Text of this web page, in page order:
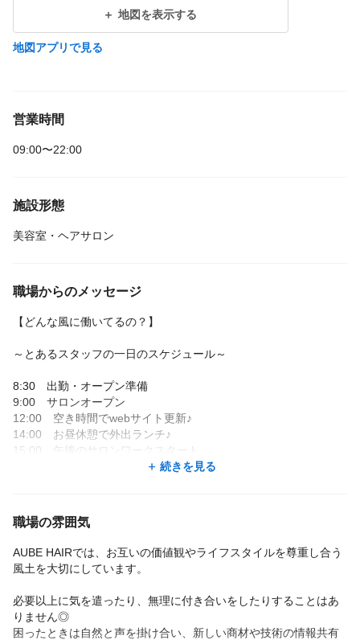
地図を表示する
地図アプリで見る
営業時間
09:00〜22:00
施設形態
美容室・ヘアサロン
職場からのメッセージ
【どんな風に働いてるの？】
～とあるスタッフの一日のスケジュール～
8:30 出勤・オープン準備
9:00 サロンオープン
12:00 空き時間でwebサイト更新♪
14:00 お昼休憩で外出ランチ♪
15:00 午後のサロンワークスタート
17:00 新商材のオンライン講習会に参加✏
【お休みって自由に取れる？】
はい、取れます🙆
実際に、お子さんがいるスタッフは土日のお休みを利用して運動
会に参加したり、
海外旅行が好きなスタッフは長期休暇を取得したりしています。
続きを見る
職場の雰囲気
AUBE HAIRでは、お互いの価値観やライフスタイルを尊重し合う
風土を大切にしています。
必要以上に気を遣ったり、無理に付き合いをしたりすることはあ
りません◎
困ったときは自然と声を掛け合い、新しい商材や技術の情報共有